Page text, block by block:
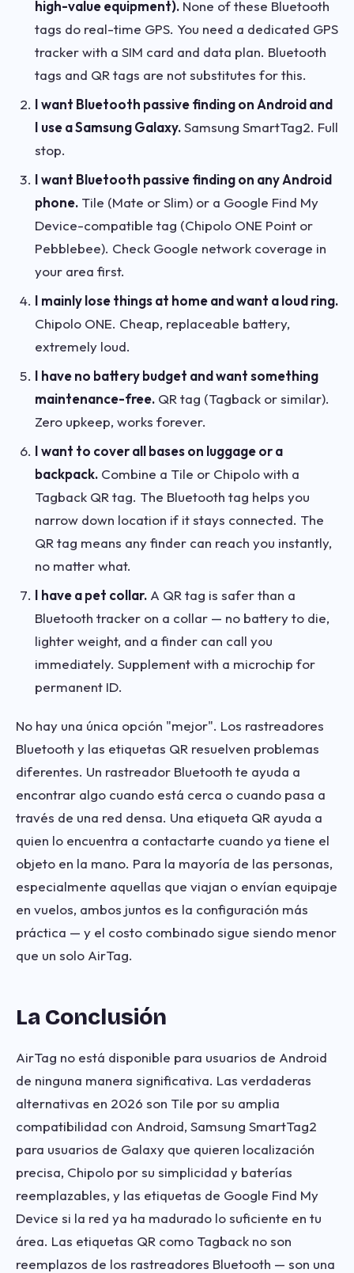
high-value equipment). None of these Bluetooth
tags do real-time GPS. You need a dedicated GPS
tracker with a SIM card and data plan. Bluetooth
tags and QR tags are not substitutes for this.
I want Bluetooth passive finding on Android and
I use a Samsung Galaxy.Samsung SmartTag2. Full
stop.
I want Bluetooth passive finding on any Android
phone. Tile (Mate or Slim) or a Google Find My
Device-compatible tag (Chipolo ONE Point or
Pebblebee). Check Google network coverage in
your area first.
I mainly lose things at home and want a loud ring.
Chipolo ONE. Cheap, replaceable battery,
extremely loud.
I have no battery budget and want something
maintenance-free. QR tag (Tagback or similar).
Zero upkeep, works forever.
I want to cover all bases on luggage or a
backpack. Combine a Tile or Chipolo with a
Tagback QR tag. The Bluetooth tag helps you
narrow down location if it stays connected. The
QR tag means any finder can reach you instantly,
no matter what.
I have a pet collar. A QR tag is safer than a
Bluetooth tracker on a collar — no battery to die,
lighter weight, and a finder can call you
immediately. Supplement with a microchip for
permanent ID.
No hay una única opción "mejor". Los rastreadores
Bluetooth y las etiquetas QR resuelven problemas
diferentes. Un rastreador Bluetooth te ayuda a
encontrar algo cuando está cerca o cuando pasa a
través de una red densa. Una etiqueta QR ayuda a
quien lo encuentra a contactarte cuando ya tiene el
objeto en la mano. Para la mayoría de las personas,
especialmente aquellas que viajan o envían equipaje
en vuelos, ambos juntos es la configuración más
práctica — y el costo combinado sigue siendo menor
que un solo AirTag.
La Conclusión
AirTag no está disponible para usuarios de Android
de ninguna manera significativa. Las verdaderas
alternativas en 2026 son Tile por su amplia
compatibilidad con Android, Samsung SmartTag2
para usuarios de Galaxy que quieren localización
precisa, Chipolo por su simplicidad y baterías
reemplazables, y las etiquetas de Google Find My
Device si la red ya ha madurado lo suficiente en tu
área. Las etiquetas QR como Tagback no son
reemplazos de los rastreadores Bluetooth — son una